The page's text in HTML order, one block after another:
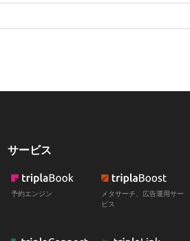
サービス
予約エンジン
メタサーチ、広告運用サー
ビス